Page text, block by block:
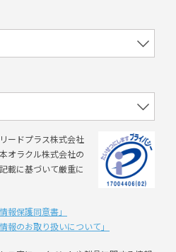
ードプラス株式会社
オラクル株式会社の
載に基づいて厳重に
報保護同意書」
報のお取り扱いについて」